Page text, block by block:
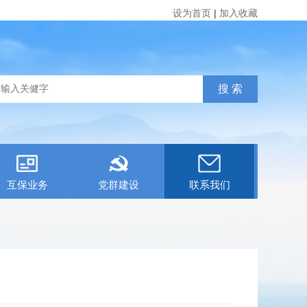
设为首页 | 加入收藏
互保业务 党群建设 联系我们